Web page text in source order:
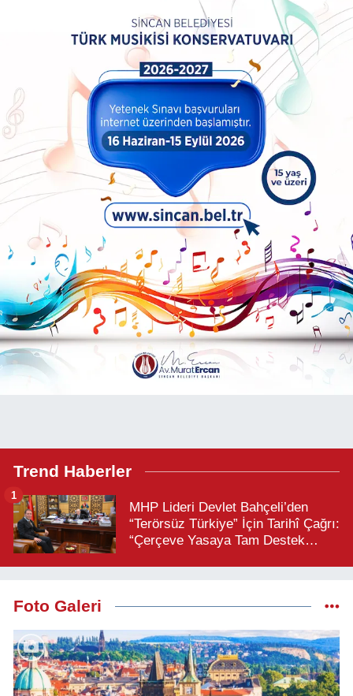
Trend Haberler
MHP Lideri Devlet Bahçeli’den
“Terörsüz Türkiye” İçin Tarihî Çağrı:
“Çerçeve Yasaya Tam Destek
1
Foto Galeri